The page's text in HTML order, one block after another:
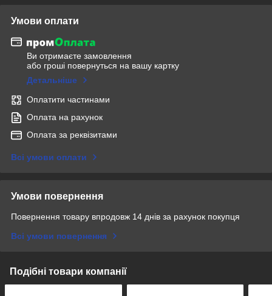
Умови оплати
Ви отримаєте замовлення
або гроші повернуться на вашу картку
Детальніше
Оплатити частинами
Оплата на рахунок
Оплата за реквізитами
Всі умови оплати
Умови повернення
Повернення товару впродовж 14 днів за рахунок покупця
Всі умови повернення
Подібні товари компанії